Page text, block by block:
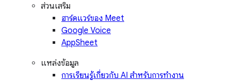
ส่วนเสริม
ฮาร์ดแวร์ของ Meet
Google Voice
AppSheet
แหล่งข้อมูล
การเรียนรู้เกี่ยวกับ AI สำหรับการทำงาน